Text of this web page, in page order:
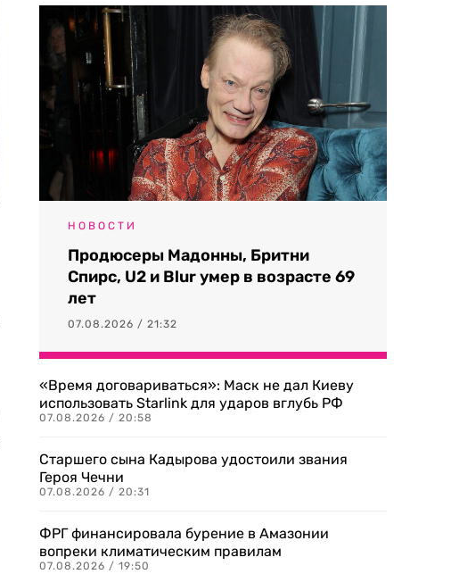
НОВОСТИ
Продюсеры Мадонны, Бритни
Спирс, U2 и Blur умер в возрасте 69
лет
07.08.2026 / 21:32
«Время договариваться»: Маск не дал Киеву
использовать Starlink для ударов вглубь РФ
07.08.2026 / 20:58
Старшего сына Кадырова удостоили звания
Героя Чечни
07.08.2026 / 20:31
ФРГ финансировала бурение в Амазонии
вопреки климатическим правилам
07.08.2026 / 19:50